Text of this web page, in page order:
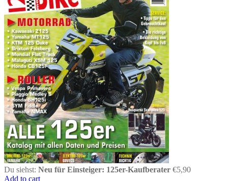
Du siehst: Neu für Einsteiger: 125er-Kaufberater €5,90
Add to cart